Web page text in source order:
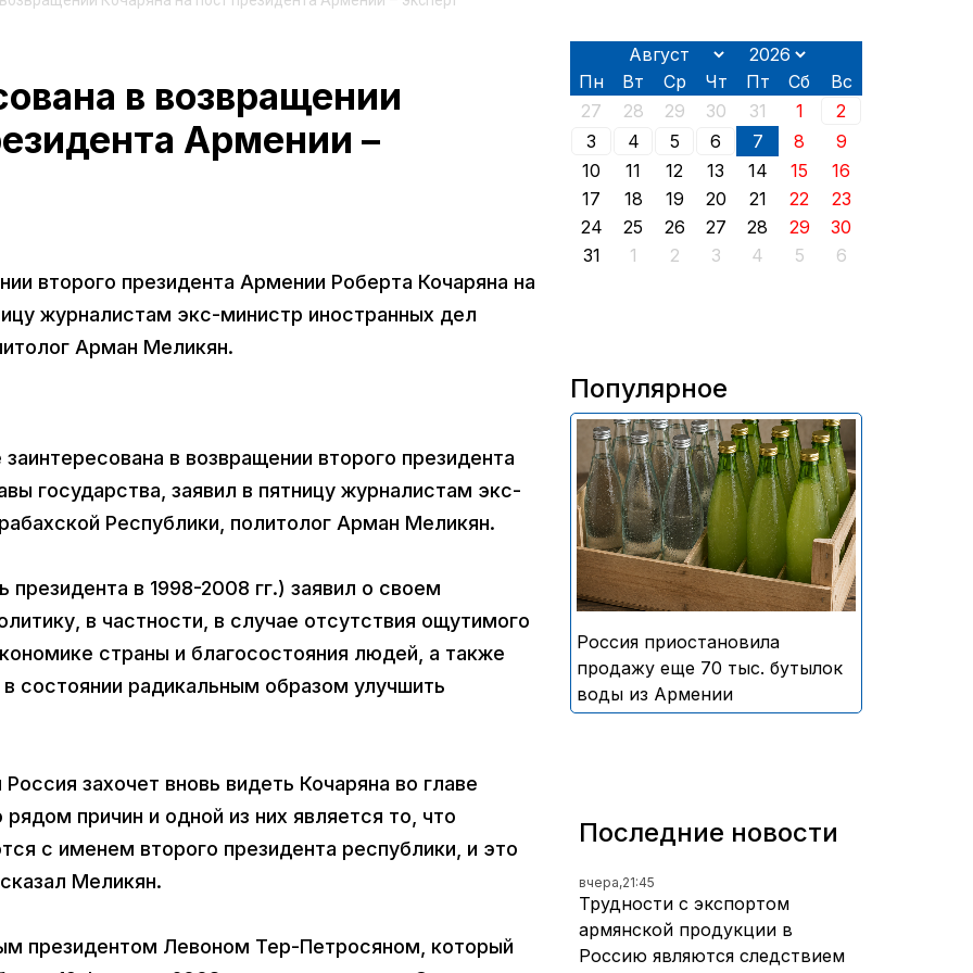
в возвращении
Армении –
второго президента Армении Роберта Кочаряна на
журналистам экс-министр иностранных дел
Арман Меликян.
в возвращении второго президента
государства, заявил в пятницу журналистам экс-
Республики, политолог Арман Меликян.
в 1998-2008 гг.) заявил о своем
в частности, в случае отсутствия ощутимого
страны и благосостояния людей, а также
состоянии радикальным образом улучшить
захочет вновь видеть Кочаряна во главе
причин и одной из них является то, что
с именем второго президента республики, и это
Меликян.
президентом Левоном Тер-Петросяном, который
Пн Вт Ср Чт Пт Сб
Вс
27
28 29 30 31 1
2
3
4 5 6 7 8
9
10
11 12 13 14 15
16
17
18 19 20 21 22
23
24
25 26 27 28 29
30
31
1 2 3 4 5 6
Популярное
В России приостановили
продажу более 70 тыс.
бутылок питьевой воды и
безалкогольных напитков
армянского производства
Россия приостановила
продажу еще 70 тыс. бутылок
воды из Армении
Последние новости
вчера,21:45
Трудности с экспортом
армянской продукции в
Россию являются следствием